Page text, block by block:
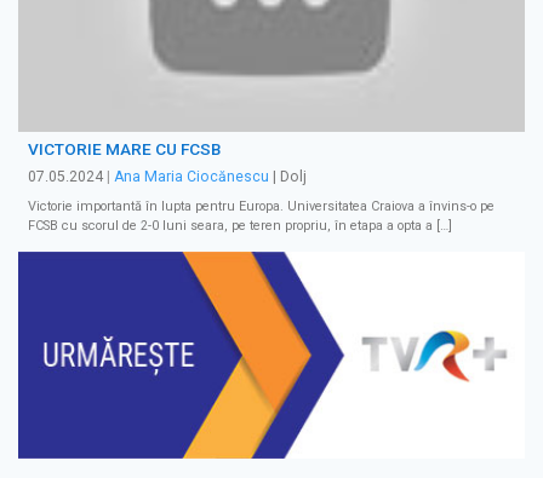
VICTORIE MARE CU FCSB
07.05.2024 Ana Maria Ciocănescu | Dolj
Victorie importantă în lupta pentru Europa. Universitatea Craiova a învins-o pe
FCSB cu scorul de 2-0 luni seara, pe teren propriu, în etapa a opta a […]